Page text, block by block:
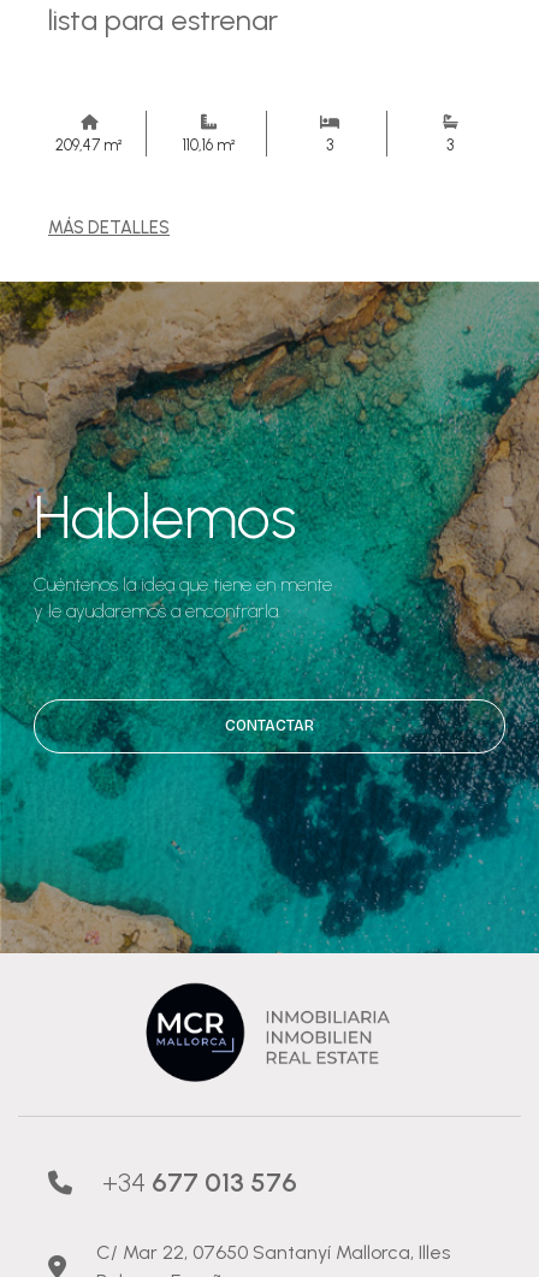
lista para estrenar
209,47 m² 110,16 m² 3 3
MÁS DETALLES
Hablemos
Cuéntenos la idea que tiene en mente
y le ayudaremos a encontrarla.
CONTACTAR
+34 677 013 576
C/ Mar 22, 07650 Santanyí Mallorca, Illes